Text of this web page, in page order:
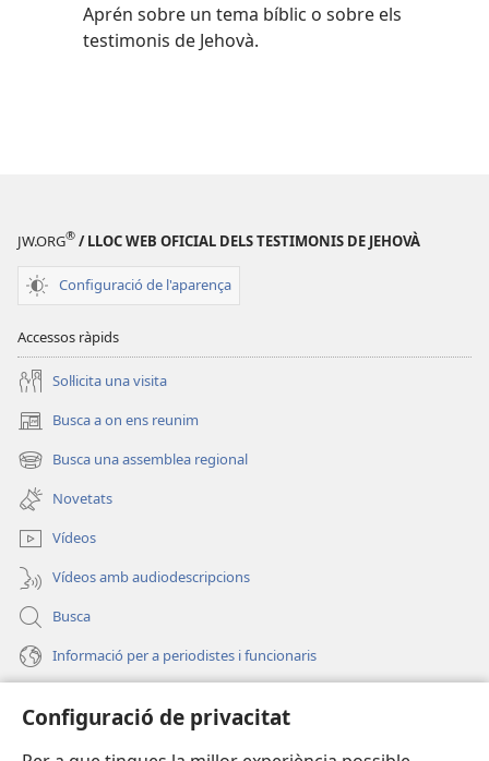
Configuració de privacitat
Aprén sobre un tema bíblic o sobre els
testimonis de Jehovà.
JW.ORG® / LLOC WEB OFICIAL DELS TESTIMONIS DE JEHOVÀ
Configuració de l'aparença
Accessos ràpids
Soŀlicita una visita
Busca a on ens reunim
(obri
en
una
finestra
nova)
Busca una assemblea regional
(obri
en
una
finestra
nova)
Novetats
Vídeos
Vídeos amb audiodescripcions
Busca
Informació per a periodistes i funcionaris